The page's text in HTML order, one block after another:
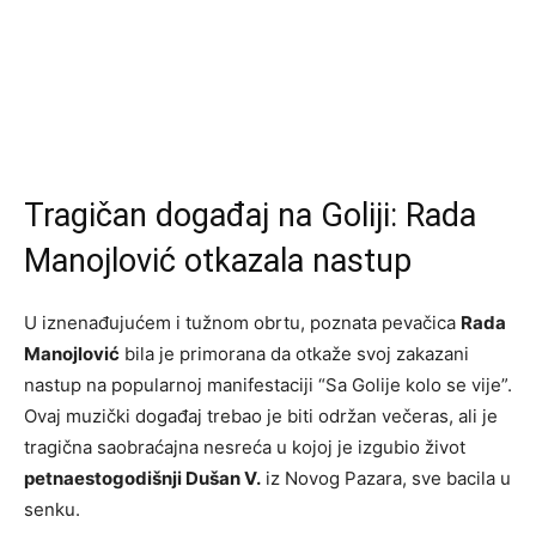
Tragičan događaj na Goliji: Rada
Manojlović otkazala nastup
U iznenađujućem i tužnom obrtu, poznata pevačica Rada
Manojlović bila je primorana da otkaže svoj zakazani
nastup na popularnoj manifestaciji “Sa Golije kolo se vije”.
Ovaj muzički događaj trebao je biti održan večeras, ali je
tragična saobraćajna nesreća u kojoj je izgubio život
petnaestogodišnji Dušan V. iz Novog Pazara, sve bacila u
senku.